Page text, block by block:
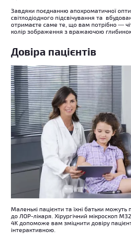
Завдяки поєднанню апохроматичної
світлодіодного підсвічування та
отримаєте саме те, що вам потрібно —
колір зображення з вражаючою глибиною
Довіра пацієнтів
Маленькі пацієнти та їхні батьки можуть
до ЛОР-лікаря. Хірургічний мікроскоп
4K допоможе вам зміцнити довіру
інтерактивною.